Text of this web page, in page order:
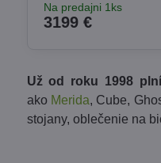
Na predajni 1ks
3199 €
Už od roku 1998
ako Merida, Cube,
stojany, oblečenie na